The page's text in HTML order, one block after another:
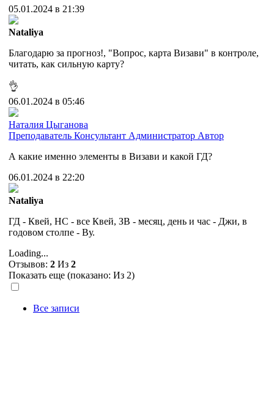
05.01.2024 в 21:39
Nataliya
Благодарю за прогноз!, "Вопрос, карта Визави" в контроле,
читать, как сильную карту?
👌
06.01.2024 в 05:46
Наталия Цыганова
Преподаватель Консультант Администратор Автор
А какие именно элементы в Визави и какой ГД?
06.01.2024 в 22:20
Nataliya
ГД - Квей, НС - все Квей, ЗВ - месяц, день и час - Джи, в
годовом столпе - Ву.
Loading...
Отзывов: 2 Из 2
Показать еще (показано: Из 2)
Все записи